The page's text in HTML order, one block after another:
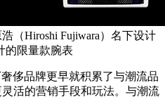
（Hiroshi Fujiwara）名下设计
的限量款腕表
品牌更早就积累了与潮流品
活的营销手段和玩法。与潮流